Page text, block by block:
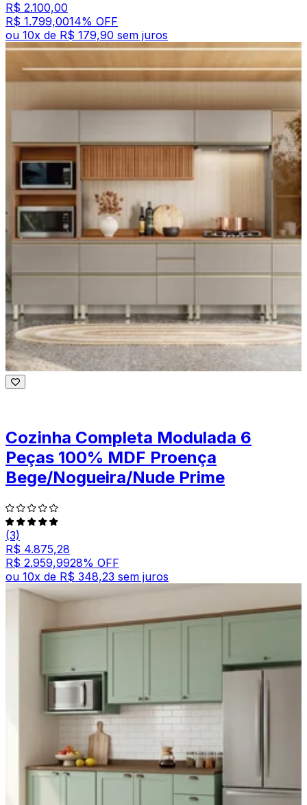
R$ 2.100,00
R$ 1.799,0014% OFF
ou 10x de R$ 179,90 sem juros
Cozinha Completa Modulada 6
Peças 100% MDF Proença
Bege/Nogueira/Nude Prime
(3)
R$ 4.875,28
R$ 2.959,9928% OFF
ou 10x de R$ 348,23 sem juros